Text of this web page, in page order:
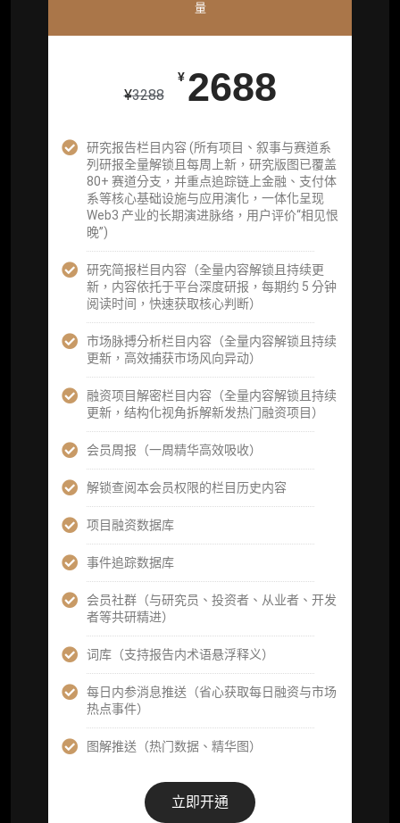
量
¥3288
¥ 2688
研究报告栏目内容 (所有项目、叙事与赛道系
列研报全量解锁且每周上新，研究版图已覆盖
80+ 赛道分支，并重点追踪链上金融、支付体
系等核心基础设施与应用演化，一体化呈现
Web3 产业的长期演进脉络，用户评价“相见恨
晚”)
研究简报栏目内容（全量内容解锁且持续更
新，内容依托于平台深度研报，每期约 5 分钟
阅读时间，快速获取核心判断）
市场脉搏分析栏目内容（全量内容解锁且持续
更新，高效捕获市场风向异动）
融资项目解密栏目内容（全量内容解锁且持续
更新，结构化视角拆解新发热门融资项目）
会员周报（一周精华高效吸收）
解锁查阅本会员权限的栏目历史内容
项目融资数据库
事件追踪数据库
会员社群（与研究员、投资者、从业者、开发
者等共研精进）
词库（支持报告内术语悬浮释义）
每日内参消息推送（省心获取每日融资与市场
热点事件）
图解推送（热门数据、精华图）
立即开通
26800
服)
机构增强研究包（在每期研报基础上，进一步
提供一页纸格局图、机构视角附录、结构化数
据集与定向持续追踪数据库，将研报内容沉淀
为可复用、可复核、可持续追踪的机构级研究
资产）
定制化研究服务（1次，课题/选题经审核通过
后，由业内享有盛誉的研究团队为你开展专项
研究，并交付一份完整研究报告）
重点研究方向前瞻栏目（获取重点赛道、项目
及研究方向预告，提前了解核心观察变量与后
续研究计划）
提前获取研报权（ 3 次，官方发布研报预告后
可根据请求领先市场以提前解锁）
分析师 1 对 1 沟通（1 小时，话题需审核）
分析师专属答疑服务（3 次提问，话题需审
淀内容）​
研精进）
可下载报告 PDF 版（12 次/年）
供，2次/年)
列研报全量解锁且每周上新，研究版图已覆盖
80+ 赛道分支，并重点追踪链上金融、支付体